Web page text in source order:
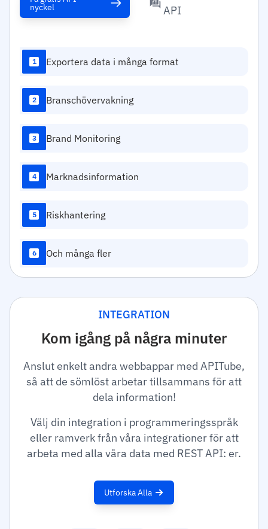
nyckel
API
1 Exportera data i många format
2 Branschövervakning
3 Brand Monitoring
4 Marknadsinformation
5 Riskhantering
6 Och många fler
INTEGRATION
Kom igång på några minuter
Anslut enkelt andra webbappar med APITube,
så att de sömlöst arbetar tillsammans för att
dela information!
Välj din integration i programmeringsspråk
eller ramverk från våra integrationer för att
arbeta med alla våra data med REST API: er.
Utforska Alla